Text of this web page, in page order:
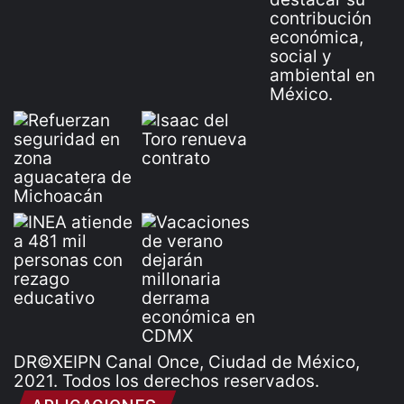
DR©XEIPN Canal Once, Ciudad de México,
2021. Todos los derechos reservados.